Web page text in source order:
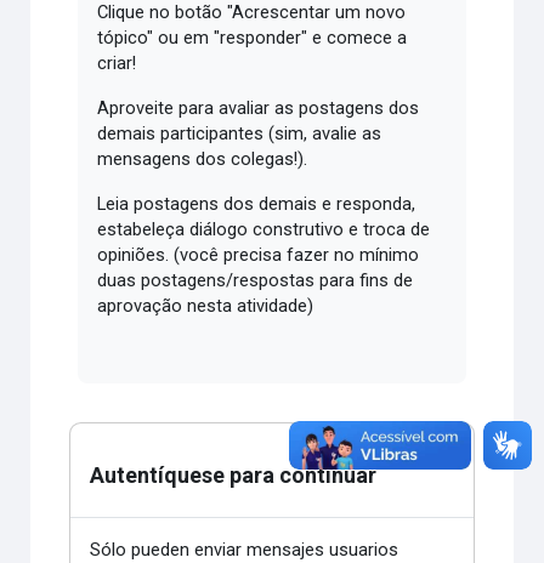
Clique no botão "Acrescentar um novo
tópico" ou em "responder" e comece a
criar!
Aproveite para avaliar as postagens dos
demais participantes (sim, avalie as
mensagens dos colegas!).
Leia postagens dos demais e responda,
estabeleça diálogo construtivo e troca de
opiniões. (você precisa fazer no mínimo
duas postagens/respostas para fins de
aprovação nesta atividade)
Autentíquese para continuar
Sólo pueden enviar mensajes usuarios